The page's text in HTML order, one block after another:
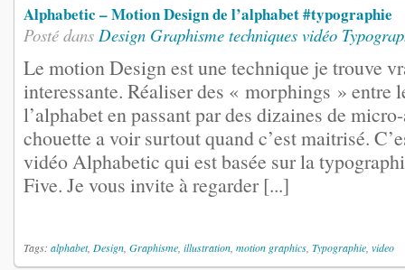
Alphabetic – Motion Design de l’alphabet #typographie
Posté dans Design Graphisme techniques vidéo
Le motion Design est une technique je trouve
interessante. Réaliser des « morphings » entre
l’alphabet en passant par des dizaines de
chouette a voir surtout quand c’est maitrisé.
vidéo Alphabetic qui est basée sur la
Five. Je vous invite à regarder [...]
Tags: alphabet, Design Graphisme illustration motion graphics Typographie video